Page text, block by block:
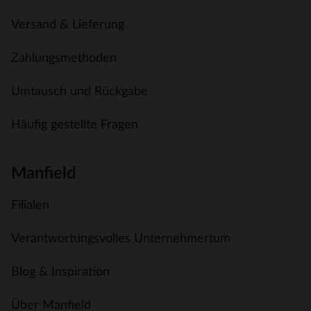
Versand & Lieferung
Zahlungsmethoden
Umtausch und Rückgabe
Häufig gestellte Fragen
Manfield
Filialen
Verantwortungsvolles Unternehmertum
Blog & Inspiration
Über Manfield